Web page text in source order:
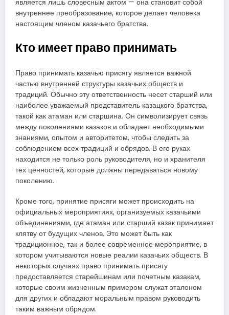
является лишь словесным актом — она становит собой
внутреннее преобразование, которое делает человека
настоящим членом казачьего братства.
Кто имеет право принимать
Право принимать казачью присягу является важной
частью внутренней структуры казачьих обществ и
традиций. Обычно эту ответственность несет старший или
наиболее уважаемый представитель казацкого братства,
такой как атаман или старшина. Он символизирует связь
между поколениями казаков и обладает необходимыми
знаниями, опытом и авторитетом, чтобы следить за
соблюдением всех традиций и обрядов. В его руках
находится не только роль руководителя, но и хранителя
тех ценностей, которые должны передаваться новому
поколению.
Кроме того, принятие присяги может происходить на
официальных мероприятиях, организуемых казачьими
объединениями, где атаман или старший казак принимает
клятву от будущих членов. Это может быть как
традиционное, так и более современное мероприятие, в
котором учитываются новые реалии казачьих обществ. В
некоторых случаях право принимать присягу
предоставляется старейшинам или почетным казакам,
которые своим жизненным примером служат эталоном
для других и обладают моральным правом руководить
таким важным обрядом.